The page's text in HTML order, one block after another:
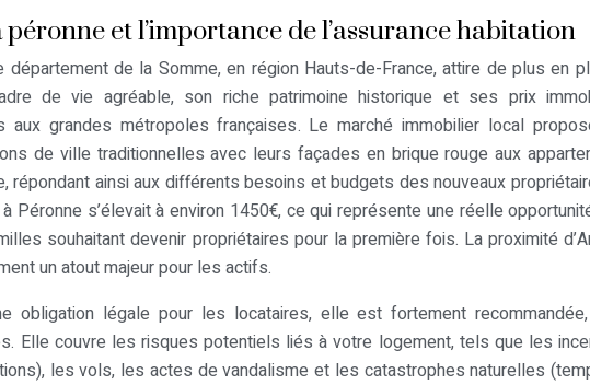
et l’importance de l’assurance habitation
département de la Somme, en région Hauts-de-France, attire de plus en
de vie agréable, son riche patrimoine historique et ses prix
aux grandes métropoles françaises. Le marché immobilier local
de ville traditionnelles avec leurs façades en brique rouge aux
ainsi aux différents besoins et budgets des nouveaux
Péronne s’élevait à environ 1450€, ce qui représente une réelle
souhaitant devenir propriétaires pour la première fois. La proximité
un atout majeur pour les actifs.
obligation légale pour les locataires, elle est fortement
Elle couvre les risques potentiels liés à votre logement, tels que les
les vols, les actes de vandalisme et les catastrophes naturelles